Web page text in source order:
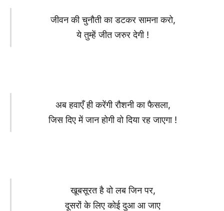
जीवन की चुनौती का डटकर सामना करो,
ये तुम्हें जीत जरुर देगी !
अब हवाएँ ही करेंगी रौशनी का फैसला,
जिस दिए में जान होगी वो दिया रह जाएगा !
खूबसूरत है वो लब जिन पर,
दूसरों के लिए कोई दुआ आ जाए